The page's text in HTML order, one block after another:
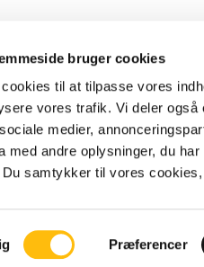
bruger cookies
til at tilpasse vores
vores trafik. Vi deler
medier,
med andre oplysninger, du
Du samtykker til vores
Præferencer
Vilkår &